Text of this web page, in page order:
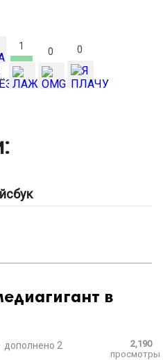
1
0 0
в
дополнено 2
2,190
просмотры